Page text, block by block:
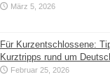
März 5, 2026
Für Kurzentschlossene:
Kurztripps rund um
Februar 25, 2026